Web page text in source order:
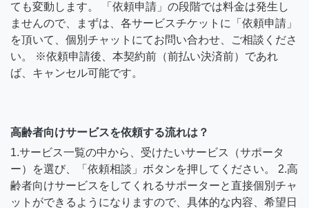
ても変動します。 「依頼申請」の段階では料金は発生し
ませんので、まずは、各サービスチケットに「依頼申請」
を頂いて、個別チャットにてお問い合わせ、ご相談くださ
い。 ※依頼申請後、本契約前（前払い決済前）であれ
ば、キャンセル可能です。
高齢者向けサービスを依頼する流れは？
1.サービス一覧の中から、受けたいサービス（サポータ
ー）を選び、「依頼相談」ボタンを押してください。 2.高
齢者向けサービスをしてくれるサポーターと直接個別チャ
ットができるようになりますので、具体的な内容、希望日